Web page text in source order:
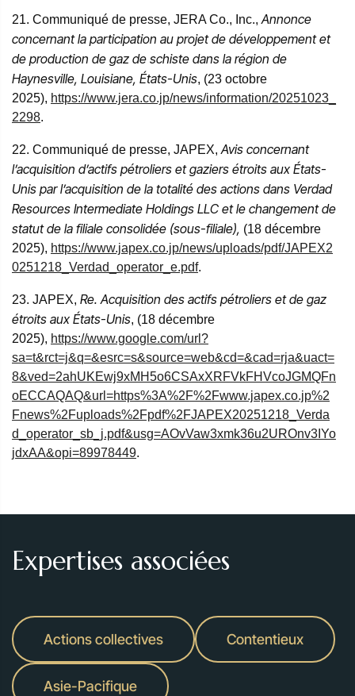
21. Communiqué de presse, JERA Co., Inc., Annonce
concernant la participation au projet de développement et
de production de gaz de schiste dans la région de
Haynesville, Louisiane, États-Unis, (23 octobre
2025), https://www.jera.co.jp/news/information/20251023_
2298.
22. Communiqué de presse, JAPEX, Avis concernant
l’acquisition d’actifs pétroliers et gaziers étroits aux États-
Unis par l’acquisition de la totalité des actions dans Verdad
Resources Intermediate Holdings LLC et le changement de
statut de la filiale consolidée (sous-filiale), (18 décembre
2025), https://www.japex.co.jp/news/uploads/pdf/JAPEX2
0251218_Verdad_operator_e.pdf.
23. JAPEX, Re. Acquisition des actifs pétroliers et de gaz
étroits aux États-Unis, (18 décembre
2025), https://www.google.com/url?
sa=t&rct=j&q=&esrc=s&source=web&cd=&cad=rja&uact=
8&ved=2ahUKEwj9xMH5o6CSAxXRFVkFHVcoJGMQFn
oECCAQAQ&url=https%3A%2F%2Fwww.japex.co.jp%2
Fnews%2Fuploads%2Fpdf%2FJAPEX20251218_Verda
d_operator_sb_j.pdf&usg=AOvVaw3xmk36u2UROnv3IYo
jdxAA&opi=89978449.
Expertises associées
Actions collectives Contentieux
Asie-Pacifique